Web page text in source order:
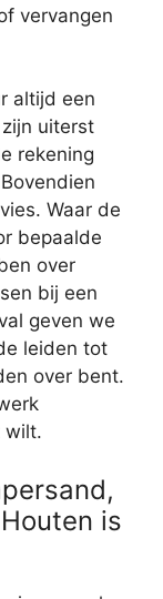
vervangen
altijd een
uiterst
rekening
Waar de
bepaalde
over
bij een
geven we
leiden tot
over bent.
wilt.
is